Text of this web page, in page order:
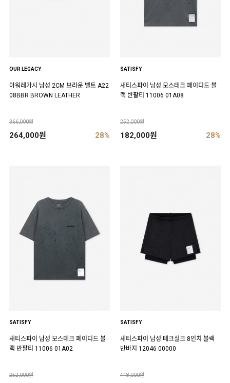
OUR LEGACY
아워레가시 남성 2CM 브라운 벨트 A22
08BBR BROWN LEATHER
366,000원
264,000원 28%
SATISFY
새티스파이 남성 모스테크 페이디드 블
랙 반팔티 11006 01A08
252,000원
182,000원 28%
SATISFY
새티스파이 남성 모스테크 페이디드 블
랙 반팔티 11006 01A02
252,000원
SATISFY
새티스파이 남성 테크실크 8인치 블랙
반바지 12046 00000
418,000원